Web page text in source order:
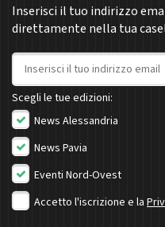
Inserisci il tuo indirizzo
direttamente nella tua
Indirizzo email
Scegli le tue edizioni:
News Alessandria
News Pavia
Eventi Nord-Ovest
Accetto l'iscrizione e la